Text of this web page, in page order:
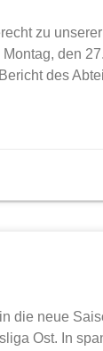
zu
den
des
die neue
Ost. In